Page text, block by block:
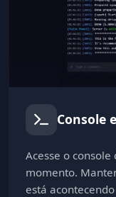
Console
Acesse o
momento.
está